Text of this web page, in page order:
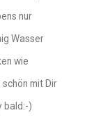
nur
Wasser
wie
schön mit Dir
bald:-)